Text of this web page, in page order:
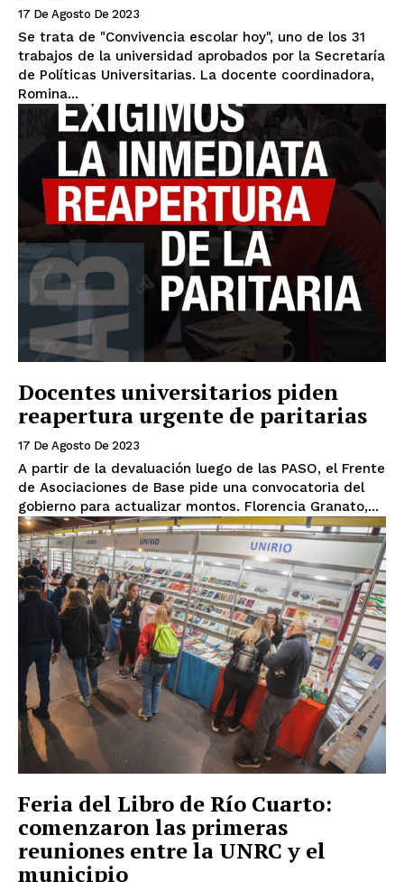
17 De Agosto De 2023
Se trata de "Convivencia escolar hoy", uno de los 31
trabajos de la universidad aprobados por la Secretaría
de Políticas Universitarias. La docente coordinadora,
Romina...
Docentes universitarios piden
reapertura urgente de paritarias
17 De Agosto De 2023
A partir de la devaluación luego de las PASO, el Frente
de Asociaciones de Base pide una convocatoria del
gobierno para actualizar montos. Florencia Granato,...
Feria del Libro de Río Cuarto:
comenzaron las primeras
reuniones entre la UNRC y el
municipio